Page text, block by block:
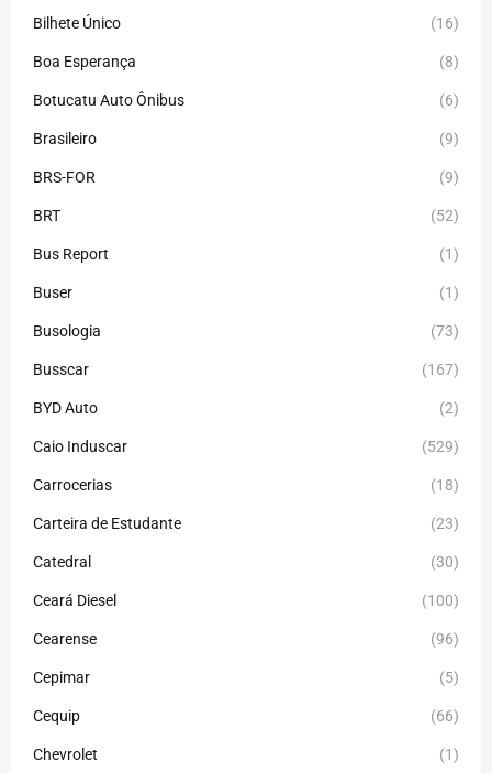
Bilhete Único (16)
Boa Esperança (8)
Botucatu Auto Ônibus (6)
Brasileiro (9)
BRS-FOR (9)
BRT (52)
Bus Report (1)
Buser (1)
Busologia (73)
Busscar (167)
BYD Auto (2)
Caio Induscar (529)
Carrocerias (18)
Carteira de Estudante (23)
Catedral (30)
Ceará Diesel (100)
Cearense (96)
Cepimar (5)
Cequip (66)
Chevrolet (1)